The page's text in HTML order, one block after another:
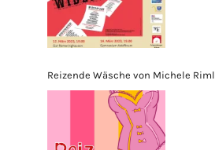
Reizende Wäsche von Michele Riml